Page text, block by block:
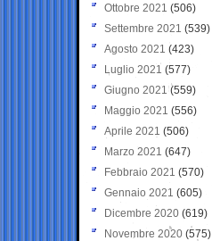
Ottobre 2021 (506)
Settembre 2021 (539)
Agosto 2021 (423)
Luglio 2021 (577)
Giugno 2021(559)
Maggio 2021 (556)
Aprile 2021 (506)
Marzo 2021 (647)
Febbraio 2021 (570)
Gennaio 2021 (605)
Dicembre 2020 (619)
Novembre 2020 (575)